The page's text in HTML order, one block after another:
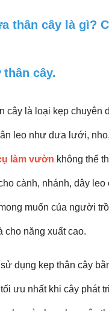
thân cây là gì?
thân cây.
cây là loại kẹp chuyên
leo như dưa lưới,
làm vườn không thể
cành, nhánh, dây leo
muốn của người
cho năng xuất cao.
dụng kẹp thân cây
ưu nhất khi cây phát